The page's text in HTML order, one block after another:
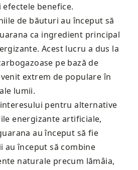
benefice.
de băuturi au început să
ca ingredient principal
Acest lucru a dus la
pe bază de
extrem de populare în
lumii.
pentru alternative
energizante artificiale,
au început să fie
au început să combine
naturale precum lămâia,